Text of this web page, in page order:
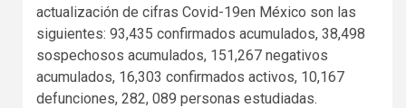
actualización de cifras Covid-19en México son las
siguientes: 93,435 confirmados acumulados, 38,498
sospechosos acumulados, 151,267 negativos
acumulados, 16,303 confirmados activos, 10,167
defunciones, 282, 089 personas estudiadas.